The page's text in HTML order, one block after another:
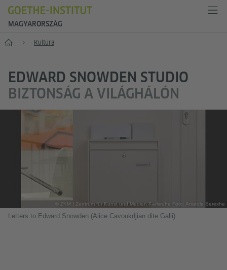
MAGYARORSZÁG
Főoldal Kultúra
EDWARD SNOWDEN STUDIO
BIZTONSÁG A VILÁGHÁLÓN
© ZKM | Zentrum für Kunst und Medien Karlsruhe Foto: Anatole Serexhe
Letters to Edward Snowden (Alice Cavoukdjian dite Galli)